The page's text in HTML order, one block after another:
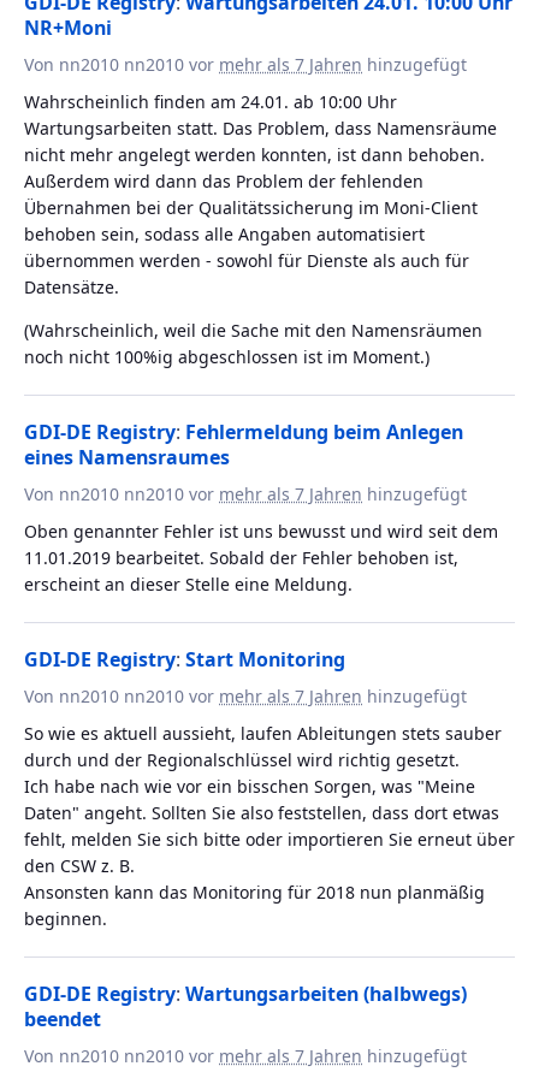
NR+Moni
Von nn2010 nn2010 vor mehr als 7 Jahren hinzugefügt
Wahrscheinlich finden am 24.01. ab 10:00 Uhr
Wartungsarbeiten statt. Das Problem, dass Namensräume
nicht mehr angelegt werden konnten, ist dann behoben.
Außerdem wird dann das Problem der fehlenden
Übernahmen bei der Qualitätssicherung im Moni-Client
behoben sein, sodass alle Angaben automatisiert
übernommen werden - sowohl für Dienste als auch für
Datensätze.
(Wahrscheinlich, weil die Sache mit den Namensräumen
noch nicht 100%ig abgeschlossen ist im Moment.)
GDI-DE Registry: Fehlermeldung beim Anlegen
eines Namensraumes
Von nn2010 nn2010 vor mehr als 7 Jahren hinzugefügt
Oben genannter Fehler ist uns bewusst und wird seit dem
11.01.2019 bearbeitet. Sobald der Fehler behoben ist,
erscheint an dieser Stelle eine Meldung.
GDI-DE Registry: Start Monitoring
Von nn2010 nn2010 vor mehr als 7 Jahren hinzugefügt
So wie es aktuell aussieht, laufen Ableitungen stets sauber
durch und der Regionalschlüssel wird richtig gesetzt.
Ich habe nach wie vor ein bisschen Sorgen, was "Meine
Daten" angeht. Sollten Sie also feststellen, dass dort etwas
fehlt, melden Sie sich bitte oder importieren Sie erneut über
den CSW z. B.
Ansonsten kann das Monitoring für 2018 nun planmäßig
beginnen.
GDI-DE Registry: Wartungsarbeiten (halbwegs)
beendet
Von nn2010 nn2010 vor mehr als 7 Jahren hinzugefügt